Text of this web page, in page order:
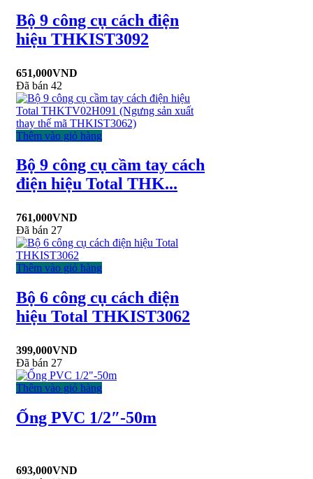
Bộ 9 công cụ cách điện
hiệu THKIST3092
651,000VND
Đã bán 42
Thêm vào giỏ hàng
Bộ 9 công cụ cầm tay cách
điện hiệu Total THK...
761,000VND
Đã bán 27
Thêm vào giỏ hàng
Bộ 6 công cụ cách điện
hiệu Total THKIST3062
399,000VND
Đã bán 27
Thêm vào giỏ hàng
Ống PVC 1/2″-50m
693,000VND